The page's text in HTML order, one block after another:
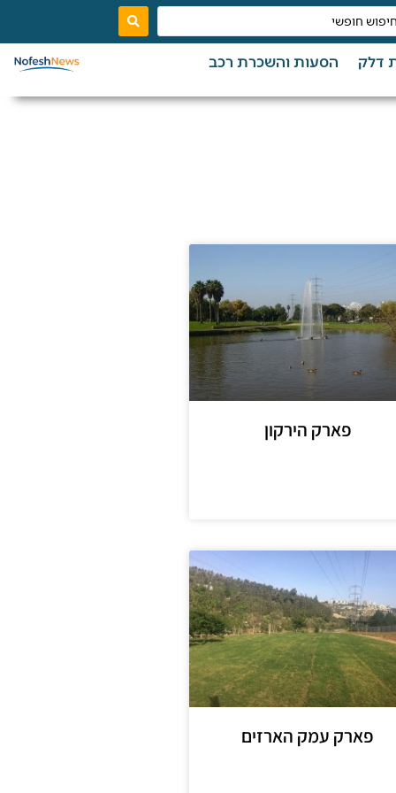
דלק
הסעות והשכרת רכב
פארק הירקון
פארק עמק הארזים